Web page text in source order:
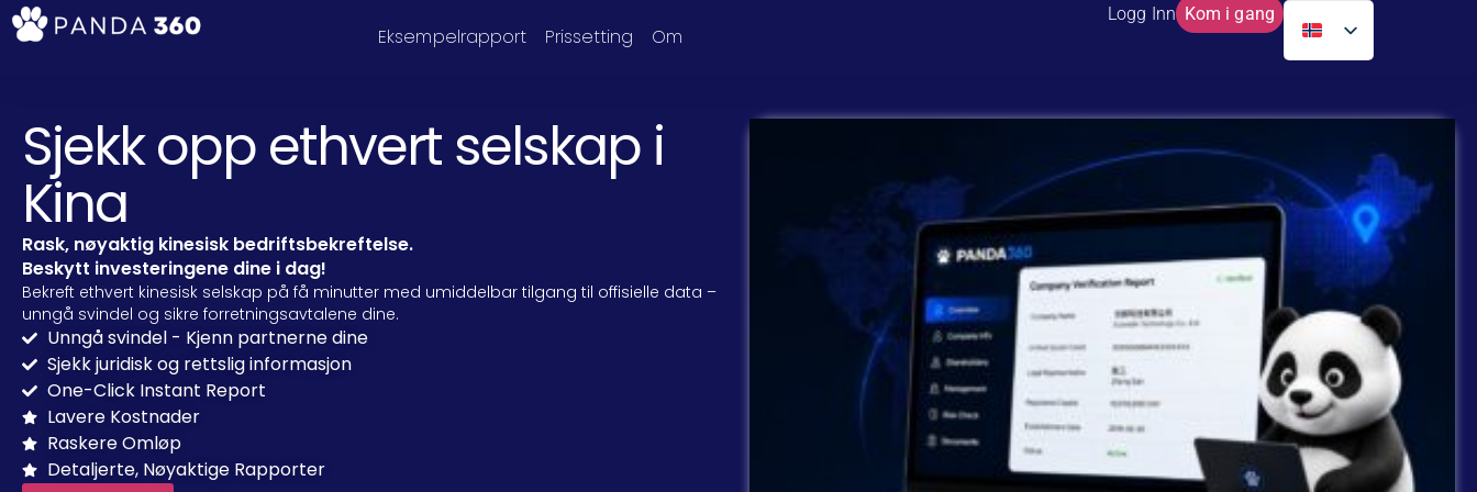
Eksempelrapport Prissetting Om
Logg Inn Kom i gang
Sjekk opp ethvert selskap i
Kina
Rask, nøyaktig kinesisk bedriftsbekreftelse.
Beskytt investeringene dine i dag!
Bekreft ethvert kinesisk selskap på få minutter med umiddelbar tilgang til offisielle data –
unngå svindel og sikre forretningsavtalene dine.
Unngå svindel - Kjenn partnerne dine
Sjekk juridisk og rettslig informasjon
One-Click Instant Report
Lavere Kostnader
Raskere Omløp
Detaljerte, Nøyaktige Rapporter